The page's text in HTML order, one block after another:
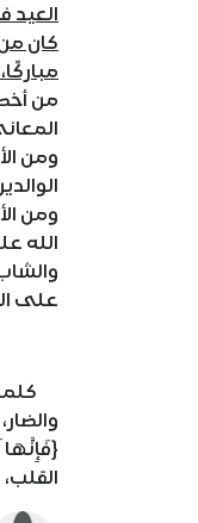
العيد
كان
من
ومن
ومن
الله
على
كلما